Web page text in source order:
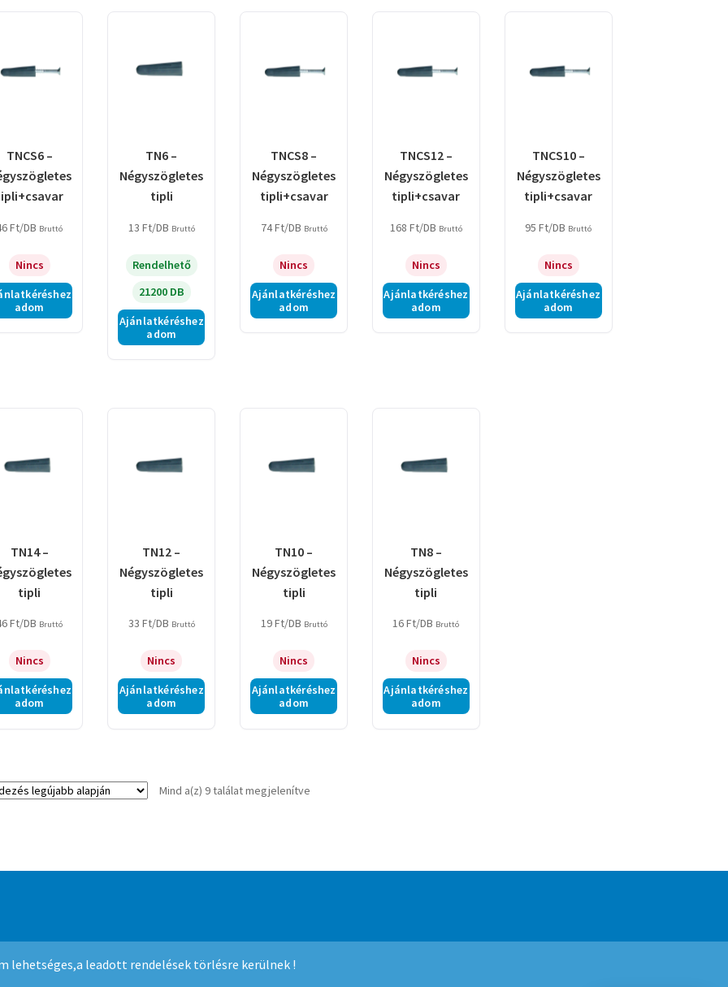
lehetséges,a leadott rendelések törlésre kerülnek !
TNCS6 –
Ft/DB Bruttó
Nincs
adom
TN6 –
Négyszögletes
tipli
13 Ft/DB Bruttó
Rendelhető
21200 DB
Ajánlatkéréshez
adom
TNCS8 –
Négyszögletes
tipli+csavar
74Ft/DB Bruttó
Nincs
Ajánlatkéréshez
adom
TNCS12 –
Négyszögletes
tipli+csavar
168 Ft/DB Bruttó
Nincs
Ajánlatkéréshez
adom
TNCS10 –
Négyszögletes
tipli+csavar
95Ft/DB Bruttó
Nincs
Ajánlatkéréshez
adom
TN14 –
tipli
Ft/DB Bruttó
Nincs
adom
TN12 –
Négyszögletes
tipli
33 Ft/DB Bruttó
Nincs
Ajánlatkéréshez
adom
TN10 –
Négyszögletes
tipli
19Ft/DB Bruttó
Nincs
Ajánlatkéréshez
adom
TN8 –
Négyszögletes
tipli
16Ft/DB Bruttó
Nincs
Ajánlatkéréshez
adom
Mind a(z) 9 találat megjelenítveSorted